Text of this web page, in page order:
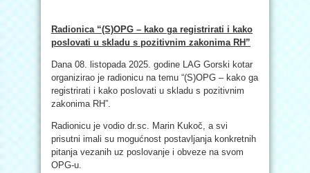
Radionica “(S)OPG – kako ga registrirati i kako
poslovati u skladu s pozitivnim zakonima RH”
Dana 08. listopada 2025. godine LAG Gorski kotar
organizirao je radionicu na temu “(S)OPG – kako ga
registrirati i kako poslovati u skladu s pozitivnim
zakonima RH”.
Radionicu je vodio dr.sc. Marin Kukoč, a svi
prisutni imali su mogućnost postavljanja konkretnih
pitanja vezanih uz poslovanje i obveze na svom
OPG-u.